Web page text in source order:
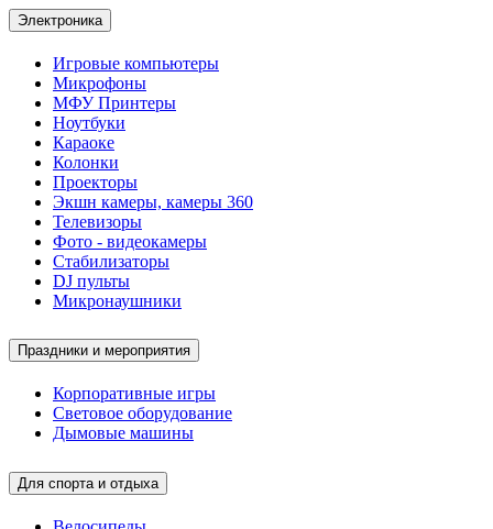
Электроника
Игровые компьютеры
Микрофоны
МФУ Принтеры
Ноутбуки
Караоке
Колонки
Проекторы
Экшн камеры, камеры 360
Телевизоры
Фото - видеокамеры
Стабилизаторы
DJ пульты
Микронаушники
Праздники и мероприятия
Корпоративные игры
Световое оборудование
Дымовые машины
Для спорта и отдыха